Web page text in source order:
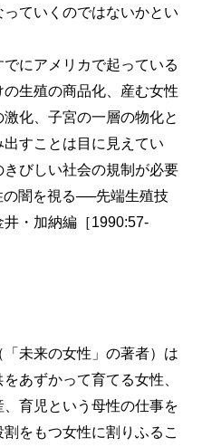
ていくのではないかとい
にアメリカで起っている
生殖の商品化、産む女性
化、子宮の一層の物化と
すことは目に見えてい
びしい社会の規制が必要
闇を視る──先端生殖技
・加納編［1990:57-
未来の女性」の著者）は
あずかって育てる女性、
育児という母性の仕事を
をもつ女性に割りふるこ